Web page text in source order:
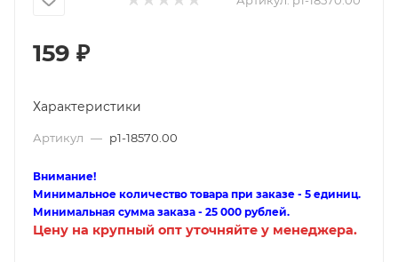
159 ₽
Характеристики
Артикул — p1-18570.00
Внимание!
Минимальное количество товара при заказе - 5 единиц.
Минимальная сумма заказа - 25 000 рублей.
Цену на крупный опт уточняйте у менеджера.